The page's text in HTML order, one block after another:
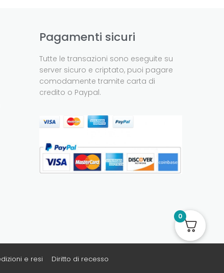
Pagamenti sicuri
Tutte le transazioni sono eseguite su
server sicuro e criptato, puoi pagare
comodamente tramite carta di
credito o Paypal.
e resi Diritto di recesso
0